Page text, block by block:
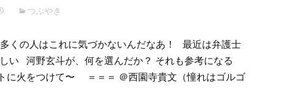
つぶやき
くの人はこれに気づかないんだなあ！ 最近は弁護士
い 河野玄斗が、何を選んだか？ それも参考になる
に火をつけて〜 ＝＝＝ ＠西園寺貴文（憧れはゴルゴ